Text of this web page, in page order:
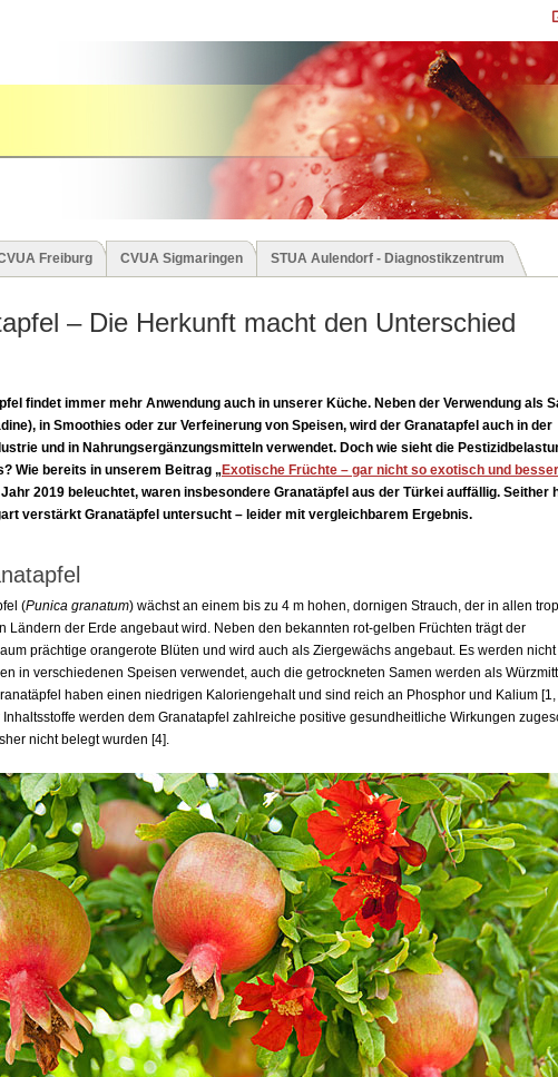
Freiburg CVUA Sigmaringen STUA Aulendorf - Diagnostikzentrum
– Die Herkunft macht den Unterschied
findet immer mehr Anwendung auch in unserer Küche. Neben der Verwendung als
in Smoothies oder zur Verfeinerung von Speisen, wird der Granatapfel auch in der
und in Nahrungsergänzungsmitteln verwendet. Doch wie sieht die
Wie bereits in unserem Beitrag „Exotische Früchte – gar nicht so exotisch und
Jahr 2019 beleuchtet, waren insbesondere Granatäpfel aus der Türkei auffällig. Seither
verstärkt Granatäpfel untersucht – leider mit vergleichbarem Ergebnis.
(Punica granatum) wächst an einem bis zu 4 m hohen, dornigen Strauch, der in allen
Ländern der Erde angebaut wird. Neben den bekannten rot-gelben Früchten trägt der
prächtige orangerote Blüten und wird auch als Ziergewächs angebaut. Es werden nicht
in verschiedenen Speisen verwendet, auch die getrockneten Samen werden als
haben einen niedrigen Kaloriengehalt und sind reich an Phosphor und Kalium [1,
werden dem Granatapfel zahlreiche positive gesundheitliche Wirkungen
nicht belegt wurden [4].